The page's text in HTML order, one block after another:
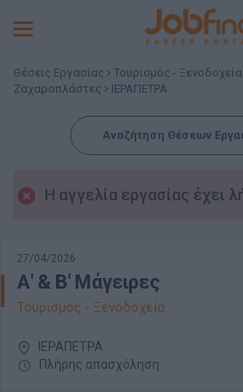
Toggle
Θέσεις Εργασίας Τουρισμός - Ξενοδοχεία
Ζαχαροπλάστες
ΙΕΡΑΠΕΤΡΑ
Αναζήτηση Θέσεων
Η αγγελία εργασίας έχει
27/04/2026
Α' & Β' Μάγειρες
Τουρισμός - Ξενοδοχεία
ΙΕΡΑΠΕΤΡΑ
Πλήρης απασχόληση